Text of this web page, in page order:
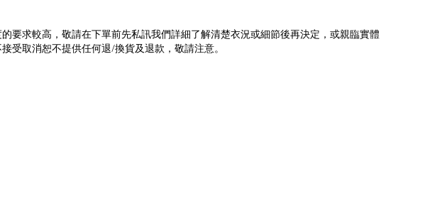
要求較高，敬請在下單前先私訊我們詳細了解清楚衣況或細節後再決定，或親臨實體
受取消恕不提供任何退/換貨及退款，敬請注意。